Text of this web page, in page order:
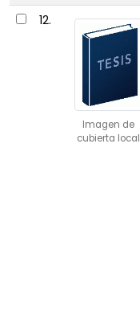
12.
Imagen de
cubierta local